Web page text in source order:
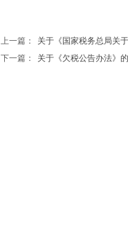
上一篇：
关于《国家税务总局关
下一篇：
关于《欠税公告办法》